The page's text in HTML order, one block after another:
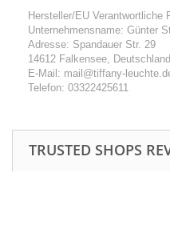
Hersteller/EU Verantwortliche
Unternehmensname: Günter
Adresse: Spandauer Str. 29
14612 Falkensee, Deutschland
E-Mail: mail@tiffany-
Telefon: 03322425611
TRUSTED SHOPS